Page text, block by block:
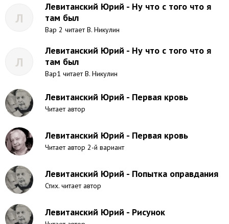
Л
Левитанский Юрий - Ну что с того что я
там был
Вар 2 читает В. Никулин
Л
Левитанский Юрий - Ну что с того что я
там был
Вар1 читает В. Никулин
Левитанский Юрий - Первая кровь
Читает автор
Левитанский Юрий - Первая кровь
Читает автор 2-й вариант
Левитанский Юрий - Попытка оправдания
Стих. читает автор
Левитанский Юрий - Рисунок